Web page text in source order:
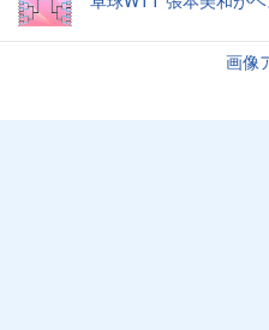
画像